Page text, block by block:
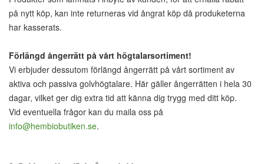
på nytt köp, kan inte returneras vid ångrat köp då produketerna
har kasserats.
Förlängd ångerrätt på vårt högtalarsortiment!
Vi erbjuder dessutom förlängd ångerrätt på vårt sortiment av
aktiva och passiva golvhögtalare. Här gäller ångerrätten i hela 30
dagar, vilket ger dig extra tid att känna dig trygg med ditt köp.
Vid eventuella frågor kan du maila oss på
info@hembiobutiken.se.